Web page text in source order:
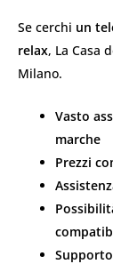
Se cerchi un
relax, La Casa
Milano.
Vasto
marche
Prezzi